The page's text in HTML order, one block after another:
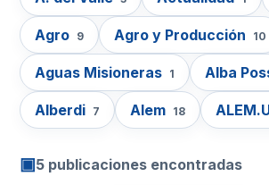
Agro 9 Agro y Producción 10
Aguas Misioneras 1 Alba
Alberdi 7 Alem 18
▣5 publicaciones encontradas